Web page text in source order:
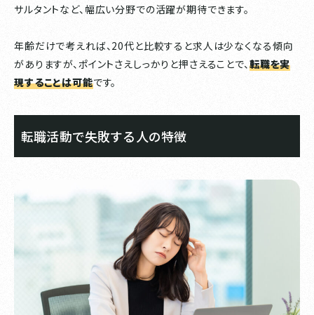
サルタントなど、幅広い分野での活躍が期待できます。
年齢だけで考えれば、20代と比較すると求人は少なくなる傾向
がありますが、ポイントさえしっかりと押さえることで、 転職を実
現することは可能です。
転職活動で失敗する人の特徴